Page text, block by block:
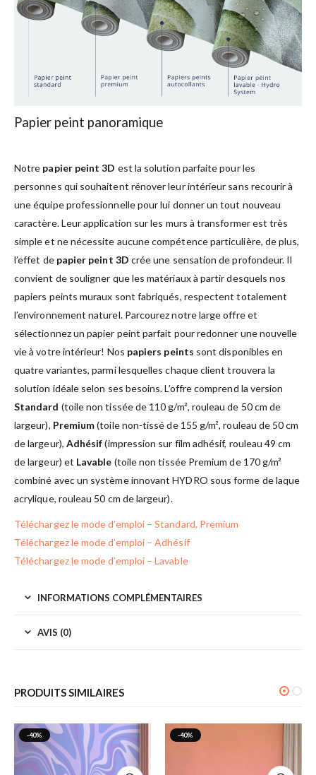
Papier peint panoramique
Notre papier peint 3D est la solution parfaite pour les
personnes qui souhaitent rénover leur intérieur sans recourir à
une équipe professionnelle pour lui donner un tout nouveau
caractère. Leur application sur les murs à transformer est très
simple et ne nécessite aucune compétence particulière, de plus,
l’effet de papier peint 3D crée une sensation de profondeur. Il
convient de souligner que les matériaux à partir desquels nos
papiers peints muraux sont fabriqués, respectent totalement
l’environnement naturel. Parcourez notre large offre et
sélectionnez un papier peint parfait pour redonner une nouvelle
vie à votre intérieur! Nos papiers peints sont disponibles en
quatre variantes, parmi lesquelles chaque client trouvera la
solution idéale selon ses besoins. L’offre comprend la version
Standard (toile non tissée de 110 g/m², rouleau de 50 cm de
largeur), Premium(toile non-tissé de 155 g/m², rouleau de 50 cm
de largeur), Adhésif(impression sur film adhésif, rouleau 49 cm
de largeur) et Lavable (toile non tissée Premium de 170 g/m²
combiné avec un système innovant HYDRO sous forme de laque
acrylique, rouleau 50 cm de largeur).
Téléchargez le mode d’emploi – Standard, Premium
Téléchargez le mode d’emploi – Adhésif
Téléchargez le mode d’emploi – Lavable
INFORMATIONS COMPLÉMENTAIRES
AVIS (0)
PRODUITS SIMILAIRES
-40% -40%